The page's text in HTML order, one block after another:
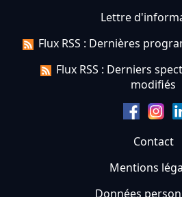
Lettre
Flux RSS : Dernières
Flux RSS : Derniers
modifiés
Contact
Mentions
Données